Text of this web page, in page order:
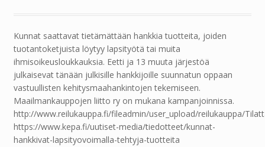
Kunnat saattavat tietämättään hankkia tuotteita, joiden
tuotantoketjuista löytyy lapsityötä tai muita
ihmisoikeusloukkauksia. Eetti ja 13 muuta järjestöä
julkaisevat tänään julkisille hankkijoille suunnatun oppaan
vastuullisten kehitysmaahankintojen tekemiseen.
Maailmankauppojen liitto ry on mukana kampanjoinnissa.
http://www.reilukauppa.fi/fileadmin/user_upload/reilukauppa/
https://www.kepa.fi/uutiset-media/tiedotteet/kunnat-
hankkivat-lapsityovoimalla-tehtyja-tuotteita